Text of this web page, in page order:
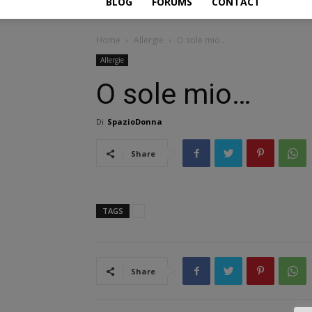
Home Allergie O sole mio…
Allergie
O sole mio…
Di SpazioDonna
Share
TAGS
Share